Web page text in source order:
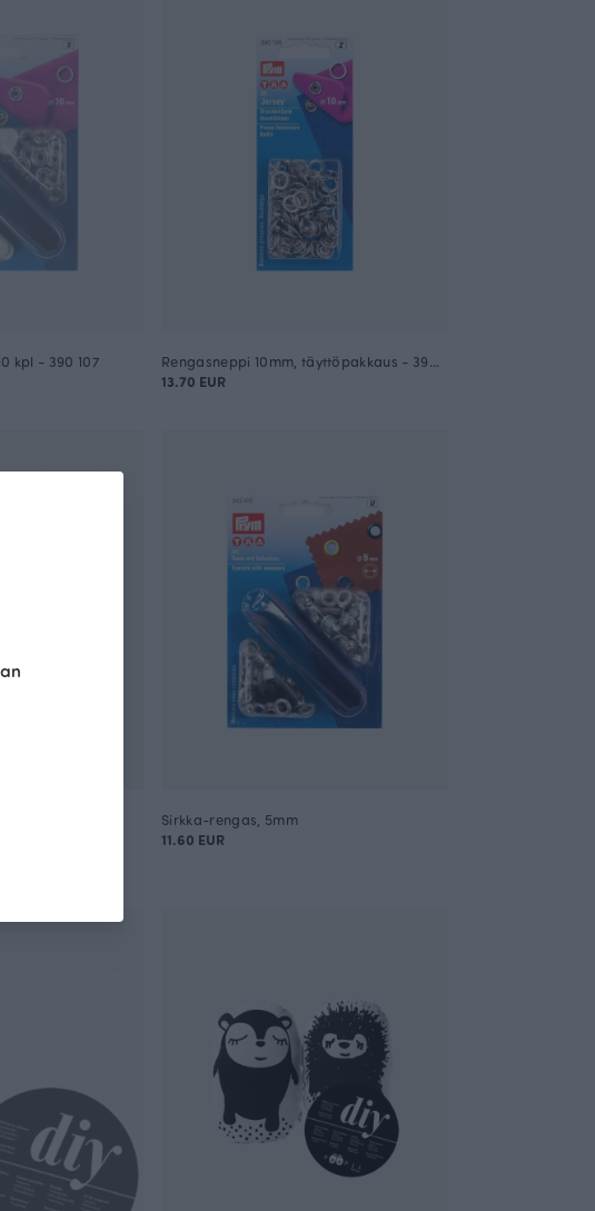
kpl - 390 107
Rengasneppi 10mm, täyttöpakkaus - 390 106
13.70 EUR
Sirkka-rengas, 5mm
11.60 EUR